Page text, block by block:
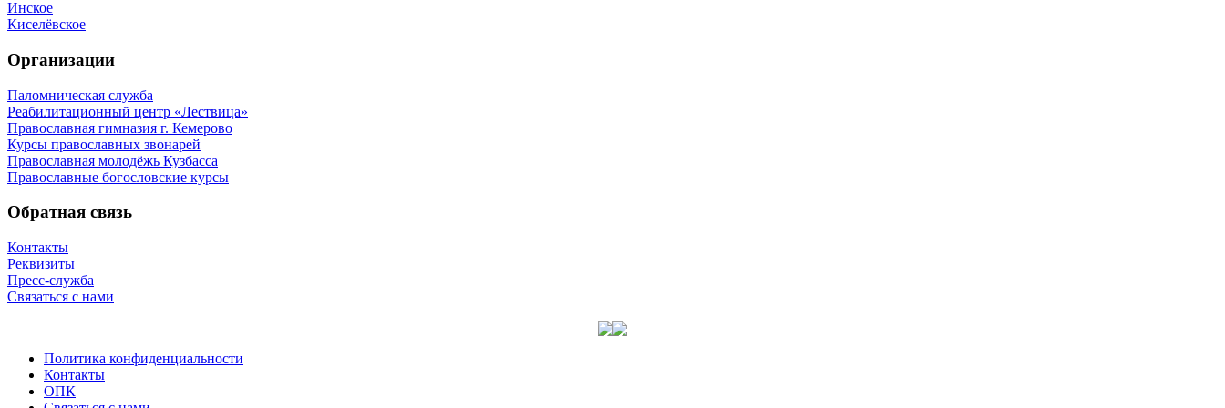
Инское
Киселёвское
Организации
Паломническая служба
Реабилитационный центр «Лествица»
Православная гимназия г. Кемерово
Курсы православных звонарей
Православная молодёжь Кузбасса
Православные богословские курсы
Обратная связь
Контакты
Реквизиты
Пресс-служба
Связаться с нами
Политика конфиденциальности
Контакты
ОПК